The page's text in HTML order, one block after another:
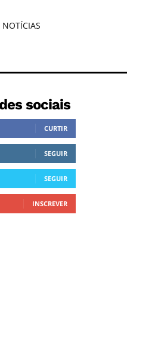
sociais
CURTIR
SEGUIR
SEGUIR
INSCREVER